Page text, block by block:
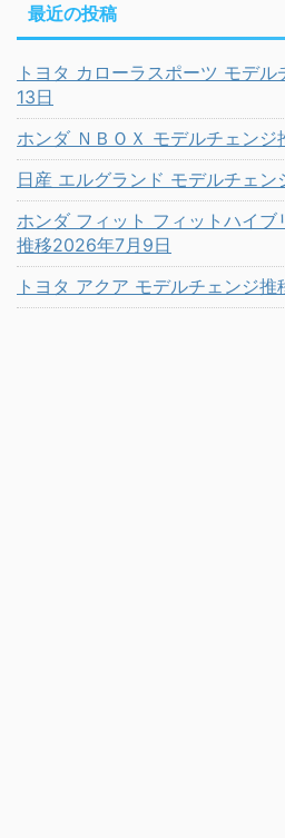
最近の投稿
トヨタ カローラスポーツ モデ
13日
ホンダ ＮＢＯＸ モデルチェン
日産 エルグランド モデルチェ
ホンダ フィット フィットハイ
推移2026年7月9日
トヨタ アクア モデルチェンジ